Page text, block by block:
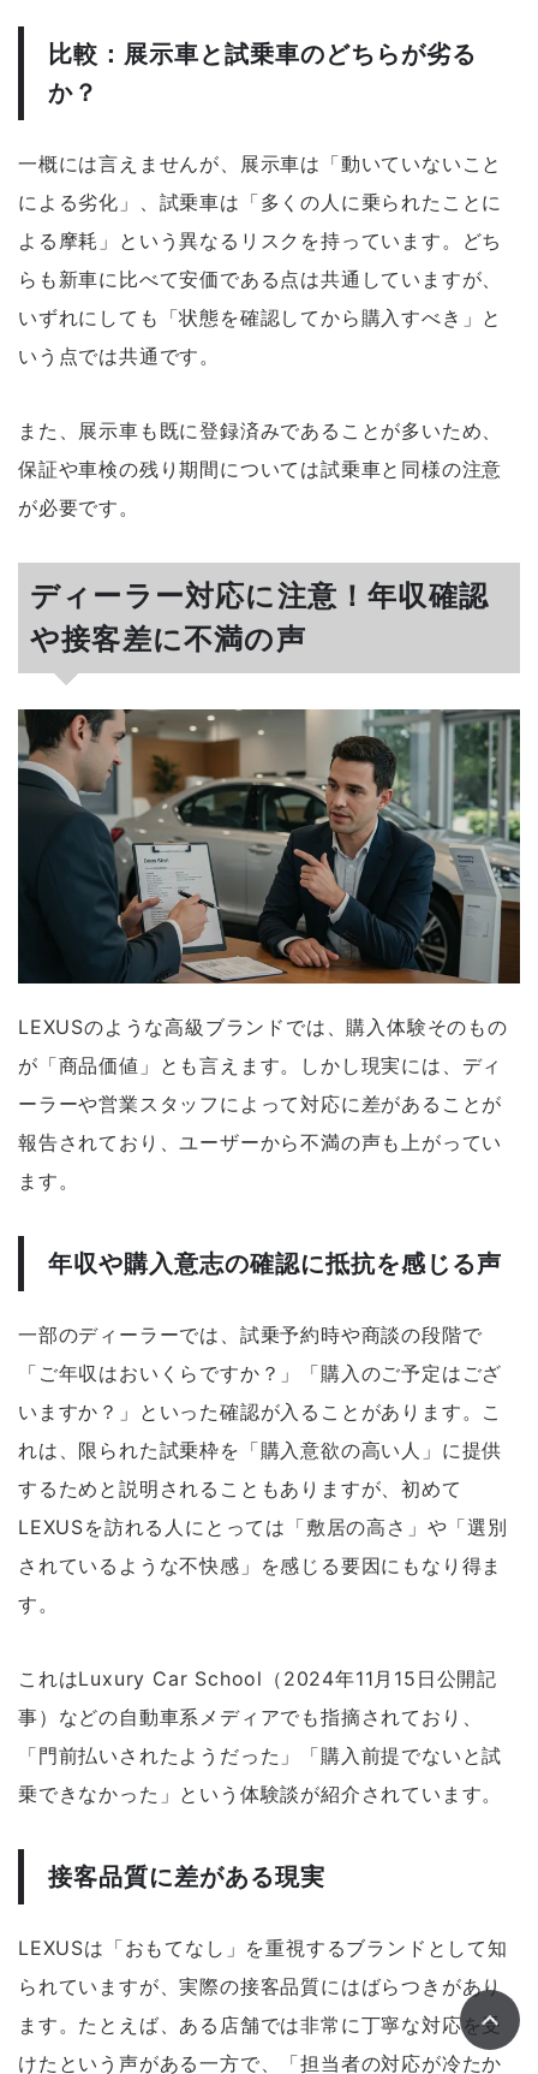
比較：展示車と試乗車のどちらが劣る
か？
一概には言えませんが、展示車は「動いていないこと
による劣化」、試乗車は「多くの人に乗られたことに
よる摩耗」という異なるリスクを持っています。どち
らも新車に比べて安価である点は共通していますが、
いずれにしても「状態を確認してから購入すべき」と
いう点では共通です。
また、展示車も既に登録済みであることが多いため、
保証や車検の残り期間については試乗車と同様の注意
が必要です。
ディーラー対応に注意！年収確認
や接客差に不満の声
LEXUSのような高級ブランドでは、購入体験そのもの
が「商品価値」とも言えます。しかし現実には、ディ
ーラーや営業スタッフによって対応に差があることが
報告されており、ユーザーから不満の声も上がってい
ます。
年収や購入意志の確認に抵抗を感じる声
一部のディーラーでは、試乗予約時や商談の段階で
「ご年収はおいくらですか？」「購入のご予定はござ
いますか？」といった確認が入ることがあります。こ
れは、限られた試乗枠を「購入意欲の高い人」に提供
するためと説明されることもありますが、初めて
LEXUSを訪れる人にとっては「敷居の高さ」や「選別
されているような不快感」を感じる要因にもなり得ま
す。
これはLuxury Car School（2024年11月15日公開記
事）などの自動車系メディアでも指摘されており、
「門前払いされたようだった」「購入前提でないと試
乗できなかった」という体験談が紹介されています。
接客品質に差がある現実
LEXUSは「おもてなし」を重視するブランドとして知
られていますが、実際の接客品質にはばらつきがあり
ます。たとえば、ある店舗では非常に丁寧な対応を受
けたという声がある一方で、「担当者の対応が冷たか